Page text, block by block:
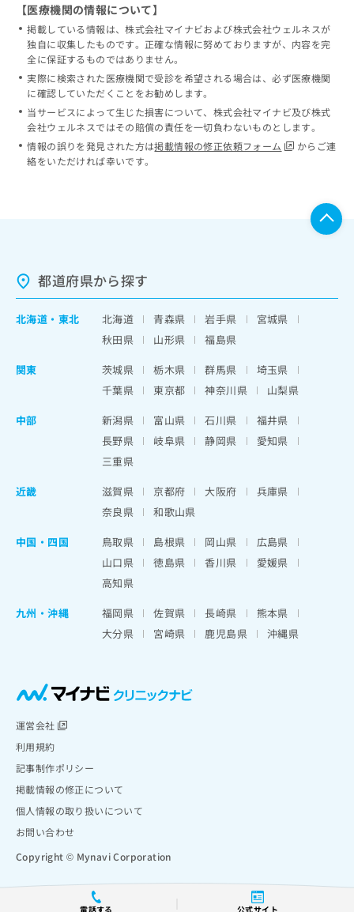
電話する 公式サイト
【医療機関の情報について】
掲載している情報は、株式会社マイナビおよび株式会社ウェルネスが
独自に収集したものです。正確な情報に努めておりますが、内容を完
全に保証するものではありません。
実際に検索された医療機関で受診を希望される場合は、必ず医療機関
に確認していただくことをお勧めします。
当サービスによって生じた損害について、株式会社マイナビ及び株式
会社ウェルネスではその賠償の責任を一切負わないものとします。
情報の誤りを発見された方は掲載情報の修正依頼フォーム
からご連
絡をいただければ幸いです。
都道府県から探す
北海道 ・ 東北 北海道 青森県 岩手県
宮城県
秋田県
山形県
福島県
関東
茨城県 栃木県 群馬県
埼玉県
千葉県
東京都 神奈川県
山梨県
中部
新潟県 富山県 石川県
福井県
長野県
岐阜県 静岡県
愛知県
三重県
近畿
滋賀県 京都府 大阪府
兵庫県
奈良県
和歌山県
中国・四国
鳥取県 島根県 岡山県
広島県
山口県
徳島県 香川県
愛媛県
高知県
九州・沖縄
福岡県 佐賀県 長崎県
熊本県
大分県
宮崎県 鹿児島県 沖縄県
運営会社
利用規約
記事制作ポリシー
掲載情報の修正について
個人情報の取り扱いについて
お問い合わせ
Copyright © Mynavi Corporation